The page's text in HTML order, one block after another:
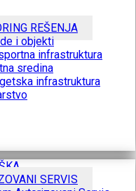
REŠENJA
i objekti
infrastruktura
sredina
infrastruktura
SERVIS